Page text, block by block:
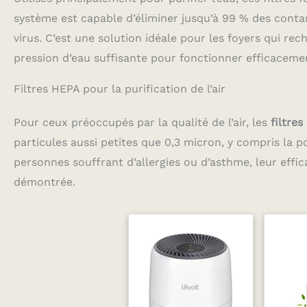
limite l’encrassement
par temps froid et
garantit un tirage fluide
charbon. RÉDUCTION
SUBSTANCES NOCIVES :
substances indésirables
fumée. Il réduit
significativement le
Malgré sa haute
performance de
filtration, l’arôme
mélange est préservé.
LES
des
système est capable d’éliminer jusqu’à 99 % des
virus. C’est une solution idéale pour les foyers qui
pression d’eau suffisante pour fonctionner
Filtres HEPA pour la purification de l’air
Pour ceux préoccupés par la qualité de l’air, les filtres
particules aussi petites que 0,3 micron, y compris la
personnes souffrant d’allergies ou d’asthme, leur
démontrée.